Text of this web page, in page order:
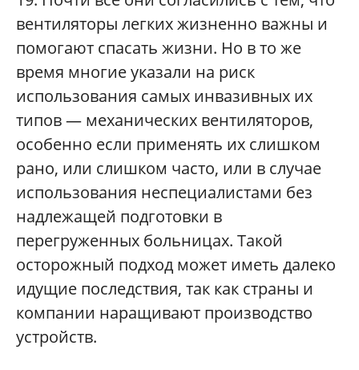
вентиляторы легких жизненно важны и
помогают спасать жизни. Но в то же
время многие указали на риск
использования самых инвазивных их
типов — механических вентиляторов,
особенно если применять их слишком
рано, или слишком часто, или в случае
использования неспециалистами без
надлежащей подготовки в
перегруженных больницах. Такой
осторожный подход может иметь далеко
идущие последствия, так как страны и
компании наращивают производство
устройств.